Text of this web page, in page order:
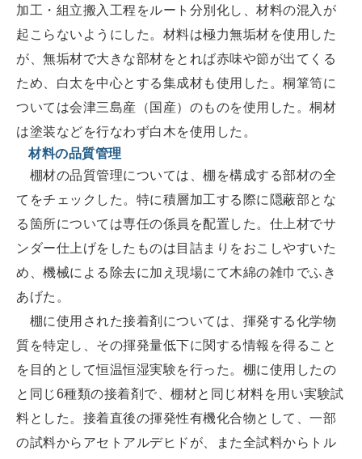
加工・組立搬入工程をルート分別化し、材料の混入が
起こらないようにした。材料は極力無垢材を使用した
が、無垢材で大きな部材をとれば赤味や節が出てくる
ため、白太を中心とする集成材も使用した。桐箪笥に
ついては会津三島産（国産）のものを使用した。桐材
は塗装などを行なわず白木を使用した。
材料の品質管理
棚材の品質管理については、棚を構成する部材の全
てをチェックした。特に積層加工する際に隠蔽部とな
る箇所については専任の係員を配置した。仕上材でサ
ンダー仕上げをしたものは目詰まりをおこしやすいた
め、機械による除去に加え現場にて木綿の雑巾でふき
あげた。
棚に使用された接着剤については、揮発する化学物
質を特定し、その揮発量低下に関する情報を得ること
を目的として恒温恒湿実験を行った。棚に使用したの
と同じ6種類の接着剤で、棚材と同じ材料を用い実験試
料とした。接着直後の揮発性有機化合物として、一部
の試料からアセトアルデヒドが、また全試料からトル